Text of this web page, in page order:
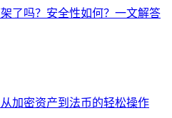
了吗？安全性如何？一文解答
加密资产到法币的轻松操作